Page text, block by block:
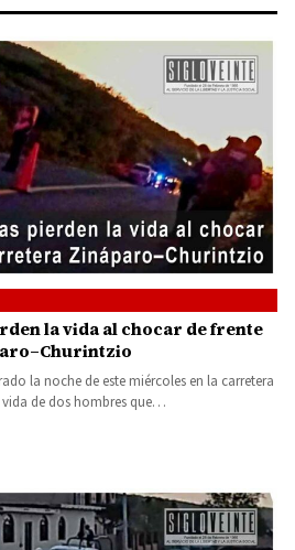
la vida al chocar de frente
la noche de este miércoles en la carretera
de dos hombres que…